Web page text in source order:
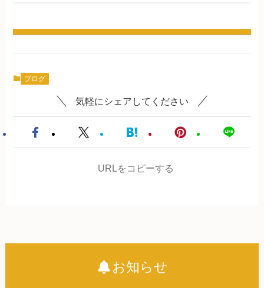
ブログ
気軽にシェアしてください
URLをコピーする
お知らせ